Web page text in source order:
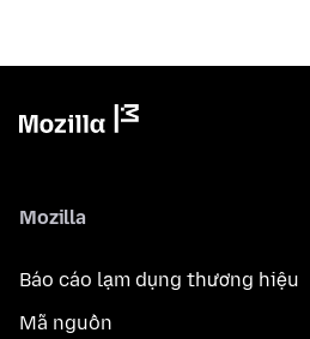
Mozilla
Báo cáo lạm dụng thương hiệu
Mã nguồn